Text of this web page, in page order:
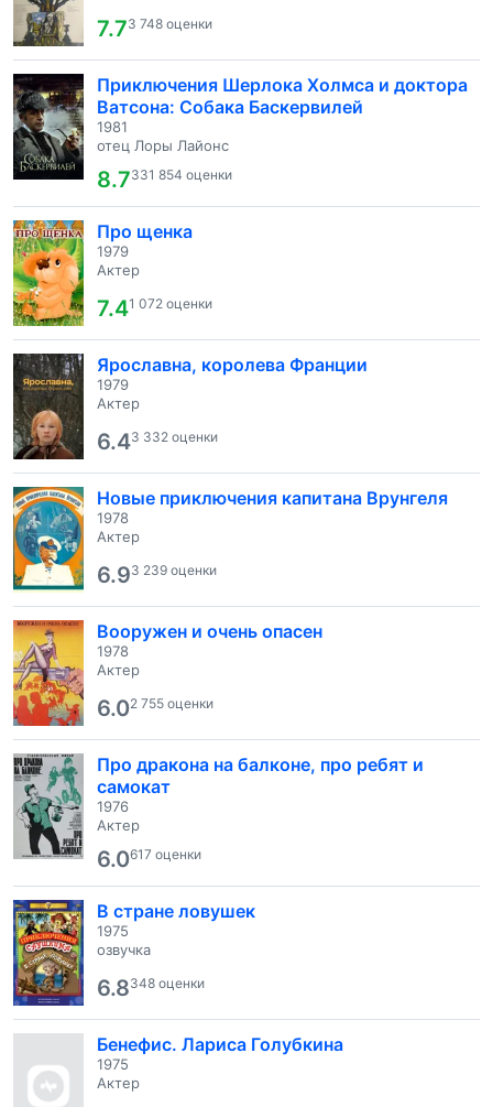
7.73 748 оценки
Приключения Шерлока Холмса и доктора
Ватсона: Собака Баскервилей
1981
отец Лоры Лайонс
8.7331 854 оценки
Про щенка
1979
Актер
7.41 072 оценки
Ярославна, королева Франции
1979
Актер
6.43 332 оценки
Новые приключения капитана Врунгеля
1978
Актер
6.93 239 оценки
Вооружен и очень опасен
1978
Актер
6.02 755 оценки
Про дракона на балконе, про ребят и
самокат
1976
Актер
6.0617 оценки
В стране ловушек
1975
озвучка
6.8348 оценки
Бенефис. Лариса Голубкина
1975
Актер